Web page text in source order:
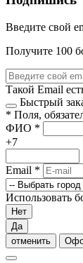
Введите свой
Получите 100
Такой Email
Быстрый
* Поля,
ФИО *
+7
Email *
Использовать
Нет
Да
отменить